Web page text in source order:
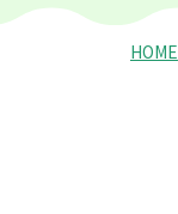
HOME